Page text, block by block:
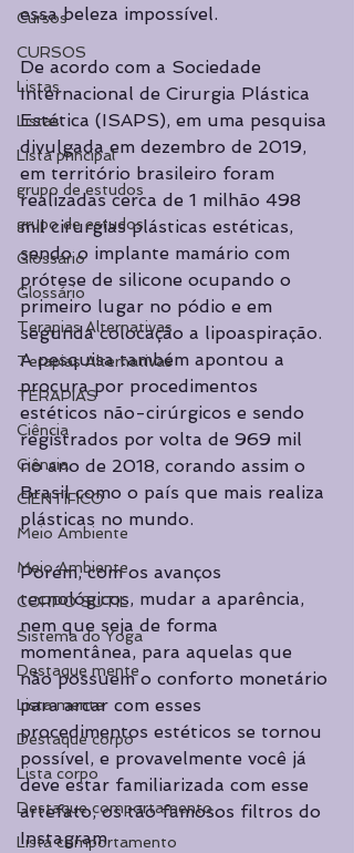
Cursos
CURSOS
Listas
Listas
Lista principal
grupo de estudos
grupo de estudos
Glossário
Glossário
Terapias Alternativas
Terapias Alternativas
TERAPIAS
Ciência
Ciência
CIENTÍFICO
Meio Ambiente
Meio Ambiente
CORPO SUTIL
Sistema do Yoga
Destaque mente
Lista mente
Destaque corpo
Lista corpo
Destaque comportamento
Lista comportamento
essa beleza impossível.
De acordo com a Sociedade
Internacional de Cirurgia Plástica
Estética (ISAPS), em uma pesquisa
divulgada em dezembro de 2019,
em território brasileiro foram
realizadas cerca de 1 milhão 498
mil cirurgias plásticas estéticas,
sendo o implante mamário com
prótese de silicone ocupando o
primeiro lugar no pódio e em
segunda colocação a lipoaspiração.
A pesquisa também apontou a
procura por procedimentos
estéticos não-cirúrgicos e sendo
registrados por volta de 969 mil
no ano de 2018, corando assim o
Brasil como o país que mais realiza
plásticas no mundo.
Porém, com os avanços
tecnológicos, mudar a aparência,
nem que seja de forma
momentânea, para aquelas que
não possuem o conforto monetário
para arcar com esses
procedimentos estéticos se tornou
possível, e provavelmente você já
deve estar familiarizada com esse
artefato, os tão famosos filtros do
Instagram